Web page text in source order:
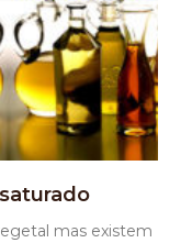
mas existem